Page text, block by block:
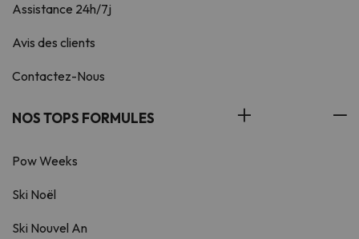
Assistance 24h/7j
Avis des clients
Contactez-Nous
NOS TOPS FORMULES
Pow Weeks
Ski Noël
Ski Nouvel An